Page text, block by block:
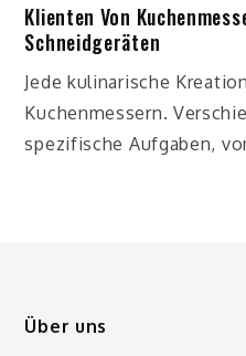
Klienten Von
Schneidgeräten
Jede kulinarische
Kuchenmessern.
spezifische Aufgaben,
Über uns